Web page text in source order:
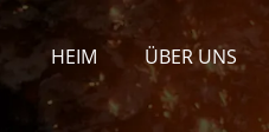
HEIM ÜBER UNS